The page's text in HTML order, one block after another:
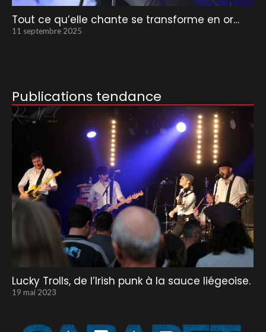
Tout ce qu’elle chante se transforme en or…
11 septembre 2025
Publications tendance
Lucky Trolls, de l’Irish punk à la sauce liégeoise.
19 mai 2023